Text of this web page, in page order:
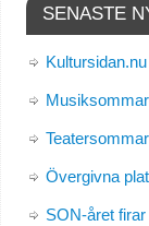
SENASTE
Övergivna
SON-året